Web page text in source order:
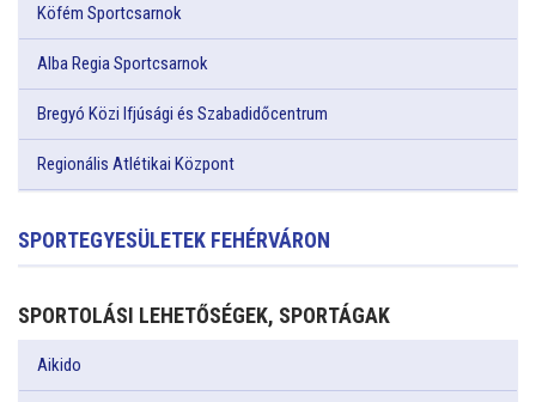
Köfém Sportcsarnok
Alba Regia Sportcsarnok
Bregyó Közi Ifjúsági és Szabadidőcentrum
Regionális Atlétikai Központ
SPORTEGYESÜLETEK FEHÉRVÁRON
SPORTOLÁSI LEHETŐSÉGEK, SPORTÁGAK
Aikido